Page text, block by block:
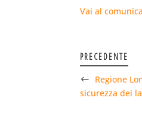
Vai al
PRECEDENTE
Regione
sicurezza dei